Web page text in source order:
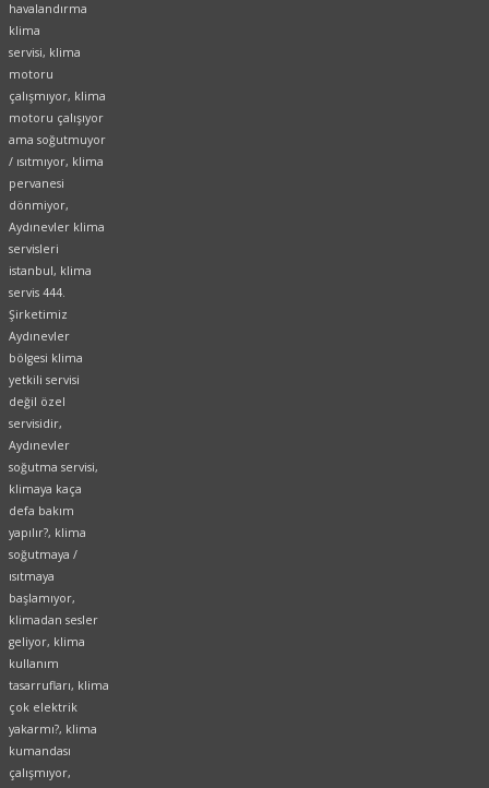
havalandırma
klima
servisi, klima
motoru
çalışmıyor, klima
motoru çalışıyor
ama soğutmuyor
/ ısıtmıyor, klima
pervanesi
dönmiyor,
Aydınevler klima
servisleri
istanbul, klima
servis 444.
Şirketimiz
Aydınevler
bölgesi klima
yetkili servisi
değil özel
servisidir,
Aydınevler
soğutma servisi,
klimaya kaça
defa bakım
yapılır?, klima
soğutmaya /
ısıtmaya
başlamıyor,
klimadan sesler
geliyor, klima
kullanım
tasarrufları, klima
çok elektrik
yakarmı?, klima
kumandası
çalışmıyor,